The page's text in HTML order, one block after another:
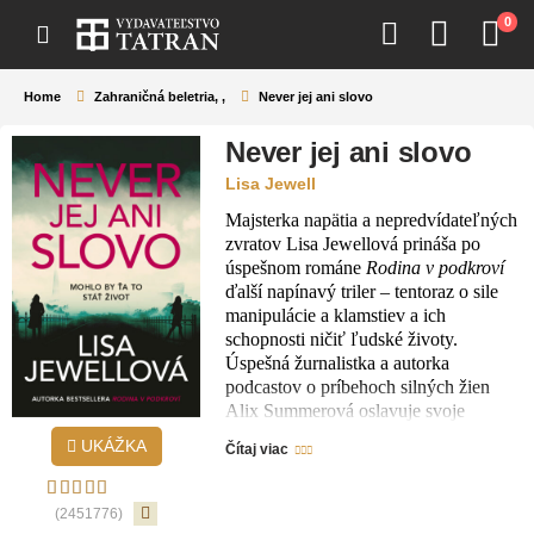
0
Home Zahraničná beletria, , Never jej ani slovo
UKÁŽKA
(2451776)
Never jej ani slovo
Lisa Jewell
Majsterka napätia a nepredvídateľných
zvratov Lisa Jewellová prináša po
úspešnom románe Rodina v podkroví
ďalší napínavý triler – tentoraz o sile
manipulácie a klamstiev a ich
schopnosti ničiť ľudské životy.
Úspešná žurnalistka a autorka
podcastov o príbehoch silných žien
Alix Summerová oslavuje svoje
pube, keď sa jej prihovorí nenápadná
Čítaj viac